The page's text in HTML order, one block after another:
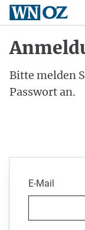
Bitte melden
Passwort an.
E-Mail